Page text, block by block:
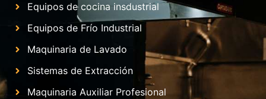
Equipos de cocina insdustrial
Equipos de Frío Industrial
Maquinaria de Lavado
Sistemas de Extracción
Maquinaria Auxiliar Profesional